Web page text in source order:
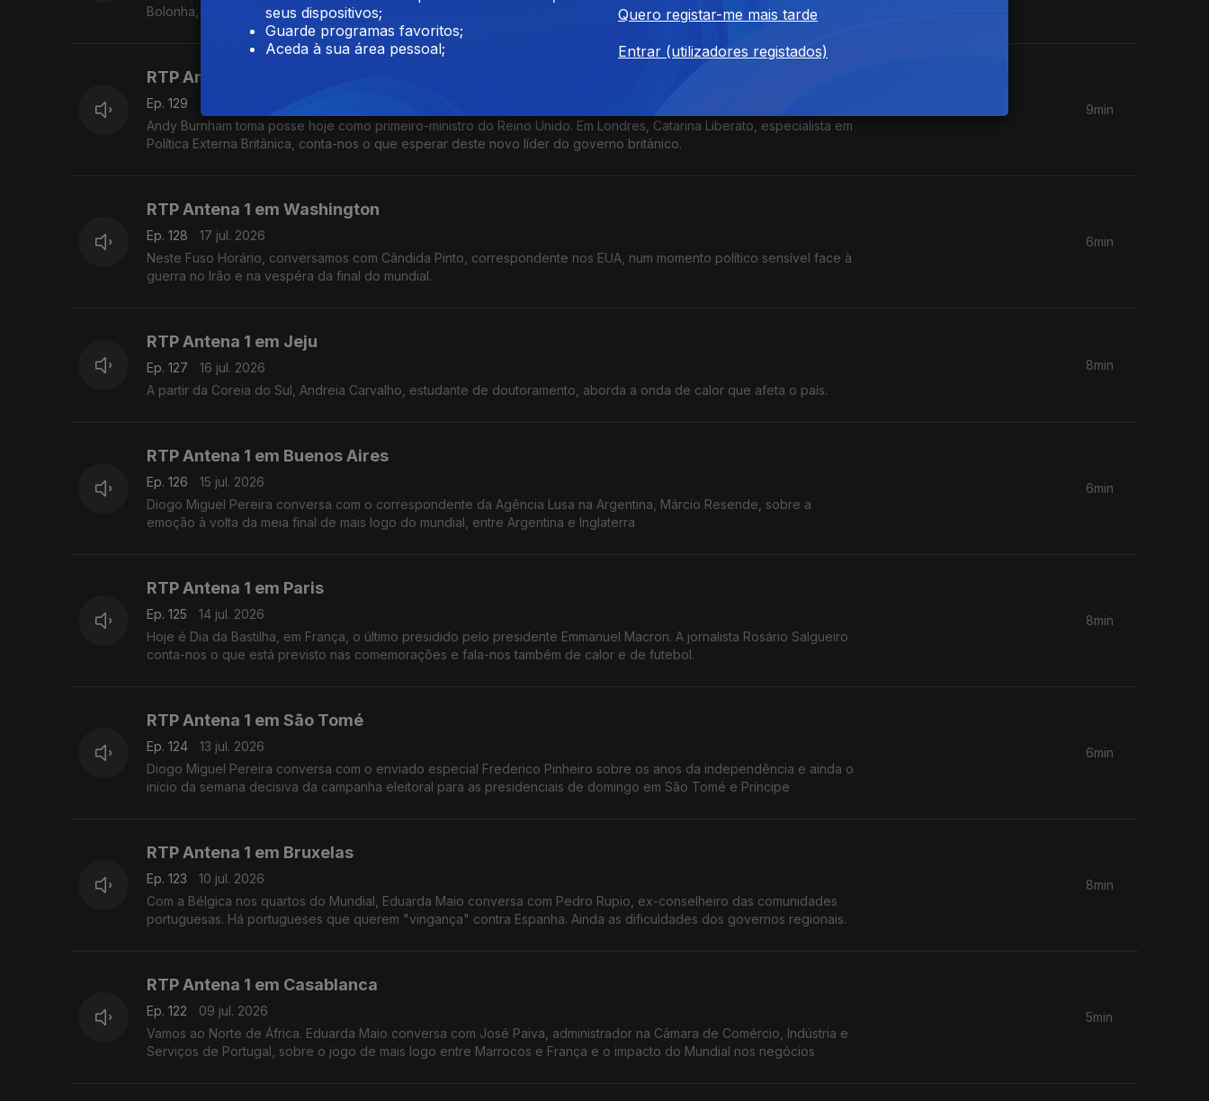
Bolonha, de uma morte causada por alegada violência policial. Ainda os pormenores da visita do PM português.
RTP Antena 1 em Londres
Ep. 129
Andy Burnham toma posse hoje como primeiro-ministro do Reino Unido. Em Londres, Catarina Liberato, especialista em
Política Externa Britânica, conta-nos o que esperar deste novo líder do governo britânico.
9min
RTP Antena 1 em Washington
Ep. 128
17 jul. 2026
Neste Fuso Horário, conversamos com Cândida Pinto, correspondente nos EUA, num momento político sensível face à
guerra no Irão e na vespéra da final do mundial.
6min
RTP Antena 1 em Jeju
Ep. 127
16 jul. 2026
A partir da Coreia do Sul, Andreia Carvalho, estudante de doutoramento, aborda a onda de calor que afeta o país.
8min
RTP Antena 1 em Buenos Aires
Ep. 126
15 jul. 2026
Diogo Miguel Pereira conversa com o correspondente da Agência Lusa na Argentina, Márcio Resende, sobre a
emoção à volta da meia final de mais logo do mundial, entre Argentina e Inglaterra
6min
RTP Antena 1 em Paris
Ep. 125
14 jul. 2026
Hoje é Dia da Bastilha, em França, o último presidido pelo presidente Emmanuel Macron. A jornalista Rosário Salgueiro
conta-nos o que está previsto nas comemorações e fala-nos também de calor e de futebol.
8min
RTP Antena 1 em São Tomé
Ep. 124
13 jul. 2026
Diogo Miguel Pereira conversa com o enviado especial Frederico Pinheiro sobre os anos da independência e ainda o
início da semana decisiva da campanha eleitoral para as presidenciais de domingo em São Tomé e Príncipe
6min
RTP Antena 1 em Bruxelas
Ep. 123
10 jul. 2026
Com a Bélgica nos quartos do Mundial, Eduarda Maio conversa com Pedro Rupio, ex-conselheiro das comunidades
portuguesas. Há portugueses que querem "vingança" contra Espanha. Ainda as dificuldades dos governos regionais.
8min
RTP Antena 1 em Casablanca
Ep. 122
09 jul. 2026
Vamos ao Norte de África. Eduarda Maio conversa com José Paiva, administrador na Câmara de Comércio, Indústria e
Serviços de Portugal, sobre o jogo de mais logo entre Marrocos e França e o impacto do Mundial nos negócios
5min
seus dispositivos;
Guarde programas favoritos;
Aceda à sua área pessoal;
Quero registar-me mais tarde
Entrar (utilizadores registados)